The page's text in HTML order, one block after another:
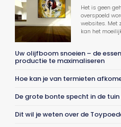
Het is geen
overspoeld
websites. Met
kan het
Uw olijfboom snoeien – de
productie te maximaliseren
Hoe kan je van termieten
De grote bonte specht in de tuin
Dit wil je weten over de